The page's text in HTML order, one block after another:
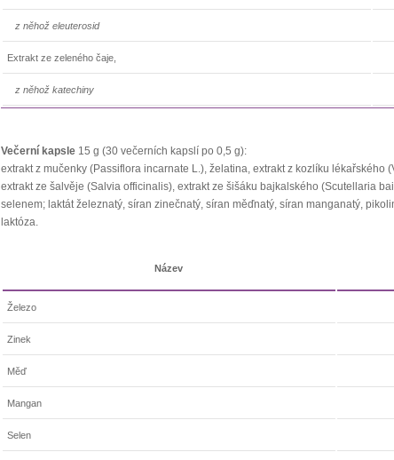
z něhož eleuterosid
Extrakt ze zeleného čaje,
z něhož katechiny
Večerní kapsle15 g (30 večerních kapslí po 0,5 g):
extrakt z mučenky (Passiflora incarnate L.), želatina, extrakt z kozlíku lékařského
extrakt ze šalvěje (Salvia officinalis), extrakt ze šišáku bajkalského (Scutellaria
selenem; laktát železnatý, síran zinečnatý, síran měďnatý, síran manganatý,
laktóza.
Název
Železo
Zinek
Měď
Mangan
Selen